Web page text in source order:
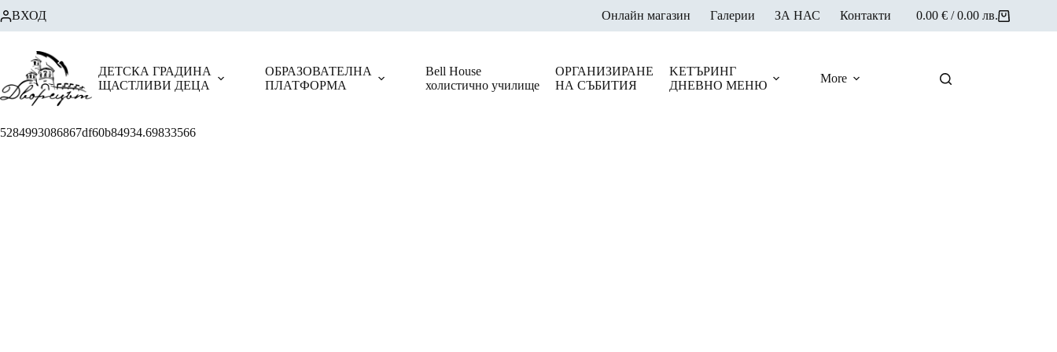
to
content
ВХОД Онлайн магазин Галерии ЗА НАС Контакти
Shopping
cart
0.00 € / 0.00 лв.
ДЕТСКА ГРАДИНА
ЩАСТЛИВИ ДЕЦА
ОБРАЗОВАТЕЛНА
ПЛАТФОРМА
Bell House
холистично училище
ОРГАНИЗИРАНЕ
НА СЪБИТИЯ
KЕТЪРИНГ
ДНЕВНО МЕНЮ
More
5284993086867df60b84934.69833566